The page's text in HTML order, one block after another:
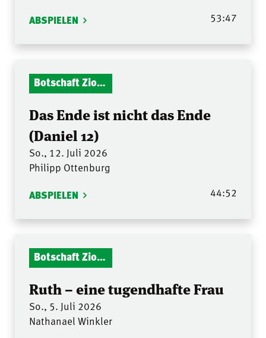
ABSPIELEN 53:47
Botschaft Zionshalle
Das Ende ist nicht das Ende
(Daniel 12)
So., 12. Juli 2026
Philipp Ottenburg
ABSPIELEN 44:52
Botschaft Zionshalle
Ruth – eine tugendhafte Frau
So., 5. Juli 2026
Nathanael Winkler